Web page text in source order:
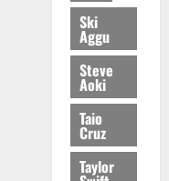
Ski
Aggu
Steve
Aoki
Taio
Cruz
Taylor